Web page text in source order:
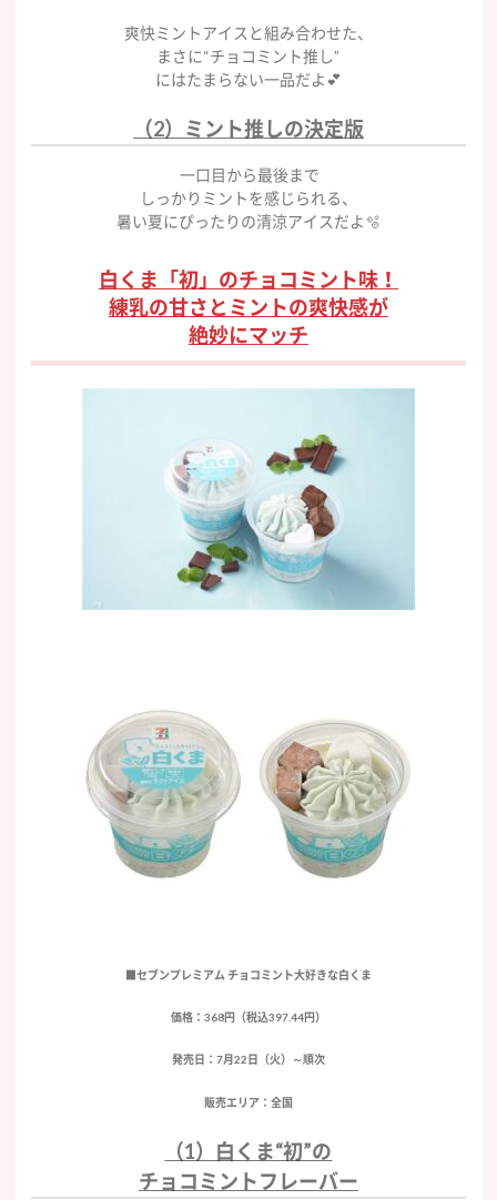
爽快ミントアイスと組み合わせた、
まさに“チョコミント推し”
にはたまらない一品だよ💕
（2）ミント推しの決定版
一口目から最後まで
しっかりミントを感じられる、
暑い夏にぴったりの清涼アイスだよ🫧
白くま「初」のチョコミント味！
練乳の甘さとミントの爽快感が
絶妙にマッチ
■セブンプレミアム チョコミント大好きな白くま
価格：368円（税込397.44円）
発売日：7月22日（火）～順次
販売エリア：全国
（1）白くま“初”の
チョコミントフレーバー